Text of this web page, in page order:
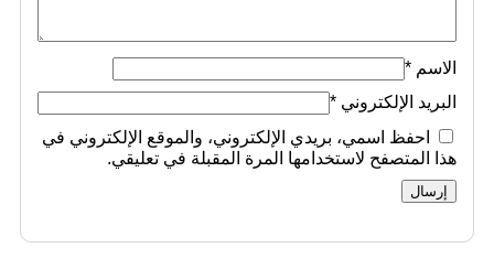
الاسم *
البريد الإلكتروني *
احفظ اسمي، بريدي الإلكتروني، والموقع الإلكتروني في
هذا المتصفح لاستخدامها المرة المقبلة في تعليقي.